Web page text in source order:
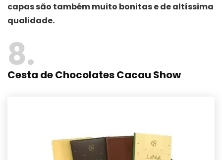
capas são também muito bonitas e de altíssima
qualidade.
8
Cesta de Chocolates Cacau Show